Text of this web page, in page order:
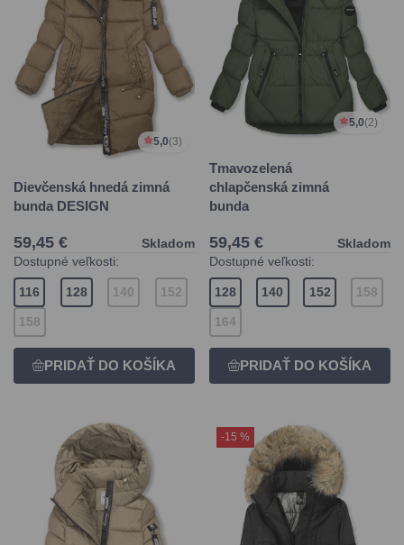
5,0(3)
Dievčenská hnedá zimná
bunda DESIGN
59,45 €
Skladom
Dostupné veľkosti:
116 128 140 152
158
5,0(2)
Tmavozelená
chlapčenská zimná
bunda
59,45 €
Skladom
Dostupné veľkosti:
128 140 152 158
164
-15 %